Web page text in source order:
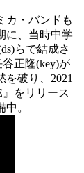
カ・バンドも
に、当時中学
らで結成さ
正隆(key)が
を破り、2021
をリリース
。